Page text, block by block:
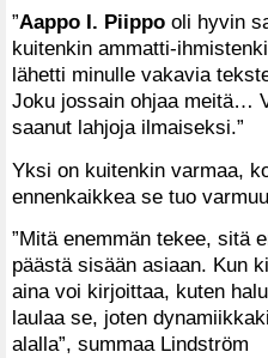
”Aappo I. Piippo oli hyvin
kuitenkin ammatti-
lähetti minulle vakavia
Joku jossain ohjaa meitä…
saanut lahjoja ilmaiseksi.”
Yksi on kuitenkin varmaa,
ennenkaikkea se tuo
”Mitä enemmän tekee, sitä
päästä sisään asiaan. Kun
aina voi kirjoittaa, kuten
laulaa se, joten
alalla”, summaa Lindström